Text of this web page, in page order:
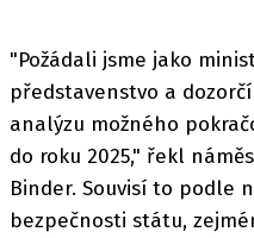
"Požádali jsme jako
představenstvo a
analýzu možného
do roku 2025," řekl
Binder. Souvisí to podle
bezpečnosti státu,